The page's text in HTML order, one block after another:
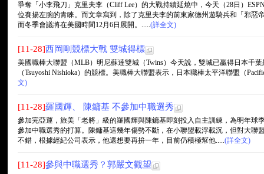
爭奪「小李飛刀」克里夫李（Cliff Lee）的大戰持續延燒中，今天（28日）
位賽揚左腕的青睞。而文章寫到，除了克里夫李的前東家德州遊騎兵和「邪惡
而冬季會議將在美國時間12月6日展開。.....(詳全文)
[11-28]西岡剛競標大戰 雙城得標
美國職棒大聯盟（MLB）明尼蘇達雙城（Twins）今天說，雙城已贏得日本千葉
（Tsuyoshi Nishioka）的競標。美職棒大聯盟表示，日本職棒太平洋聯盟（
文)
[11-28]羅國輝、 陳鏞基 不參加中職選秀
參加完亞運，旅美「老將」級的羅國輝與陳鏞基即刻投入自主訓練，為明年球
參加中職選秀的打算。陳鏞基這幾年傷勢不斷，在小聯盟載浮載沉，但對大聯
不錯，根據經紀公司表示，他還想要再拚一年，目前仍積極幫他.....(詳全文)
[11-28]參與中職選秀？郭嚴文觀望